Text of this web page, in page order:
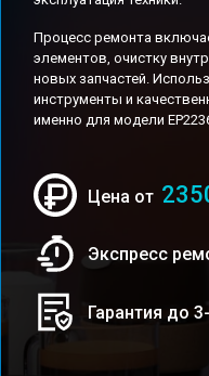
Процесс ремонта
элементов, очистку
новых запчастей.
инструменты и
именно для модели
Цена от
Экспресс
Гарантия до